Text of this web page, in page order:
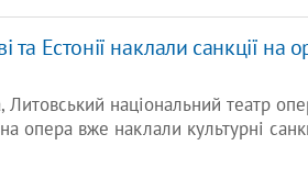
Естонії наклали санкції на
національний театр
опера вже наклали культурні